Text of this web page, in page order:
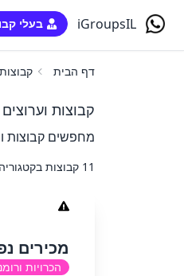
iGroupsIL בעלי
דף הבית
קבוצות
מחפשים קבוצות
11 קבוצות בקטגוריה
מכירים
הכרויות